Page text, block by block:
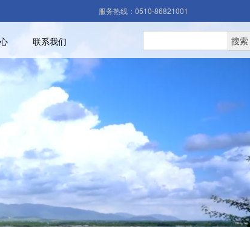
服务热线：0510-86821001
联系我们